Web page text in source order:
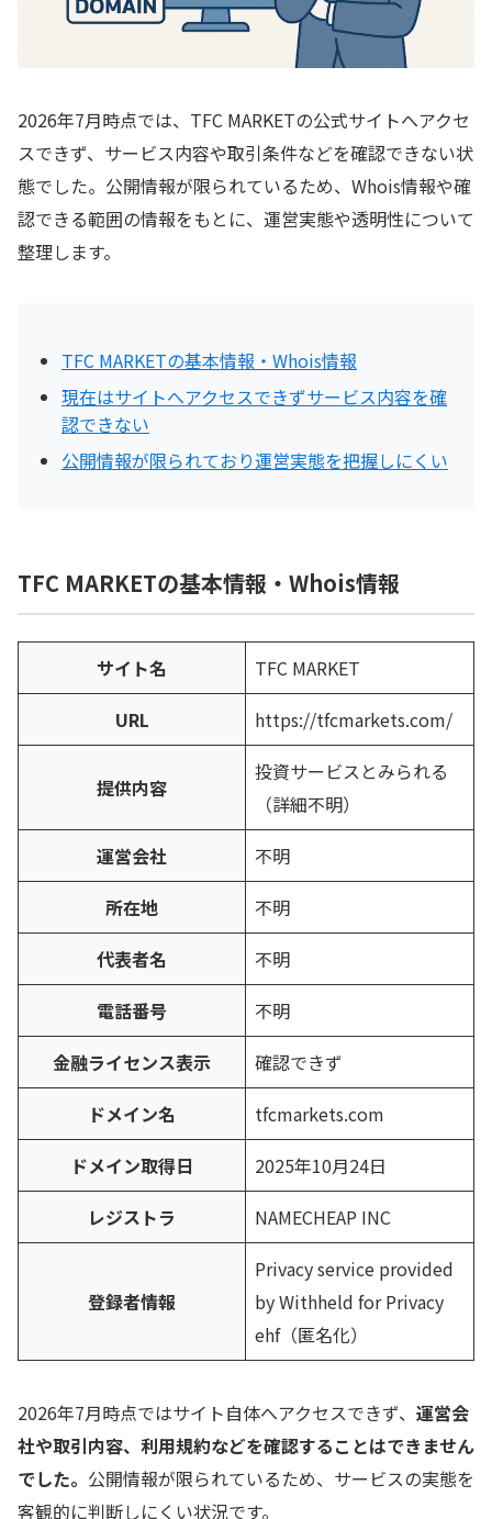
2026年7月時点では、TFC MARKETの公式サイトへアクセ
スできず、サービス内容や取引条件などを確認できない状
態でした。公開情報が限られているため、Whois情報や確
認できる範囲の情報をもとに、運営実態や透明性について
整理します。
TFC MARKETの基本情報・Whois情報
現在はサイトへアクセスできずサービス内容を確
認できない
公開情報が限られており運営実態を把握しにくい
TFC MARKETの基本情報・Whois情報
サイト名
TFC MARKET
URL
https://tfcmarkets.com/
提供内容
投資サービスとみられる
（詳細不明）
運営会社
不明
所在地
不明
代表者名
不明
電話番号
不明
金融ライセンス表示
確認できず
ドメイン名
tfcmarkets.com
ドメイン取得日
2025年10月24日
レジストラ
NAMECHEAP INC
登録者情報
Privacy service provided
by Withheld for Privacy
ehf（匿名化）
2026年7月時点ではサイト自体へアクセスできず、 運営会
社や取引内容、利用規約などを確認することはできません
でした。 公開情報が限られているため、サービスの実態を
客観的に判断しにくい状況です。